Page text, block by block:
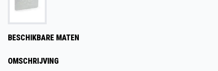
BESCHIKBARE MATEN
OMSCHRIJVING